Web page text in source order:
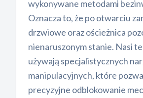
wykonywane metodami
Oznacza to, że po otwarciu
drzwiowe oraz ościeżnica
nienaruszonym stanie. Nasi
używają specjalistycznych
manipulacyjnych, które
precyzyjne odblokowanie